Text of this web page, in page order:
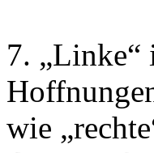
7. „Linke“
wie